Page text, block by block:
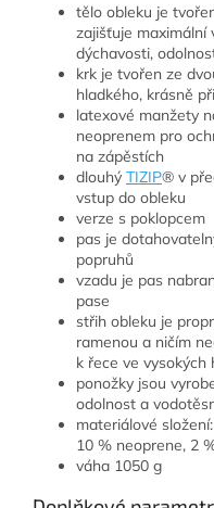
tělo obleku je
zajišťuje maximální
dýchavosti,
krk je tvořen ze
hladkého, krásně
latexové manžety
neoprenem pro
na zápěstích
dlouhý TIZIP® v
vstup do obleku
verze s poklopcem
pas je
popruhů
vzadu je pas
pase
střih obleku je
ramenou a ničím
k řece ve vysokých
ponožky jsou
odolnost a
materiálové
10 % neoprene, 2
váha 1050 g